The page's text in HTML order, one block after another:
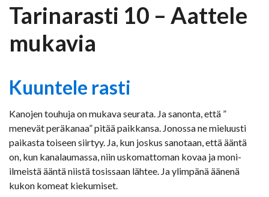
Tarinarasti 10 – Aattele
mukavia
Kuuntele rasti
Kanojen touhuja on mukava seurata. Ja sanonta, että ”
menevät peräkanaa” pitää paikkansa. Jonossa ne mieluusti
paikasta toiseen siirtyy. Ja, kun joskus sanotaan, että ääntä
on, kun kanalaumassa, niin uskomattoman kovaa ja moni-
ilmeistä ääntä niistä tosissaan lähtee. Ja ylimpänä äänenä
kukon komeat kiekumiset.